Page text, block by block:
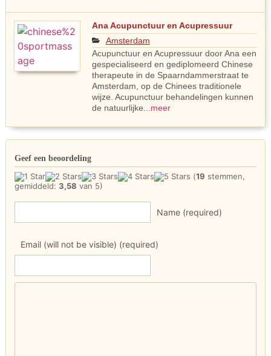
Ana Acupunctuur en Acupressuur
Amsterdam
Acupunctuur en Acupressuur door Ana een
gespecialiseerd en gediplomeerd Chinese
therapeute in de Spaarndammerstraat te
Amsterdam, op de Chinees traditionele
wijze. Acupunctuur behandelingen kunnen
de natuurlijke ...meer
Geef een beoordeling
(19 stemmen,
gemiddeld: 3,58 van 5)
Name (required)
Email (will not be visible) (required)